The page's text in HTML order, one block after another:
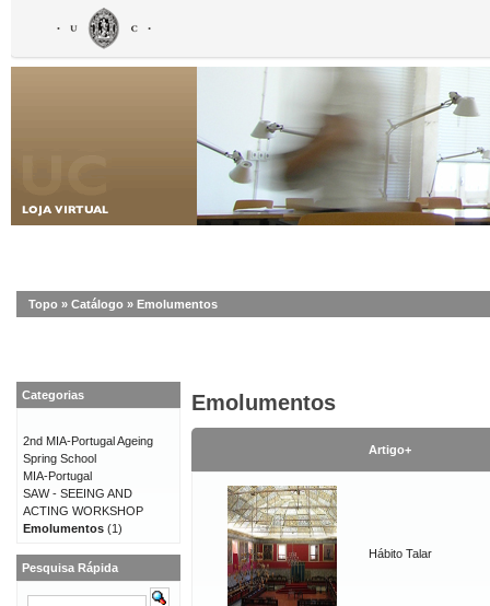
Topo » Catálogo » Emolumentos
Emolumentos
Artigo+
Hábito Talar
Categorias
2nd MIA-Portugal Ageing
Spring School
MIA-Portugal
SAW - SEEING AND
ACTING WORKSHOP
Emolumentos (1)
Pesquisa Rápida